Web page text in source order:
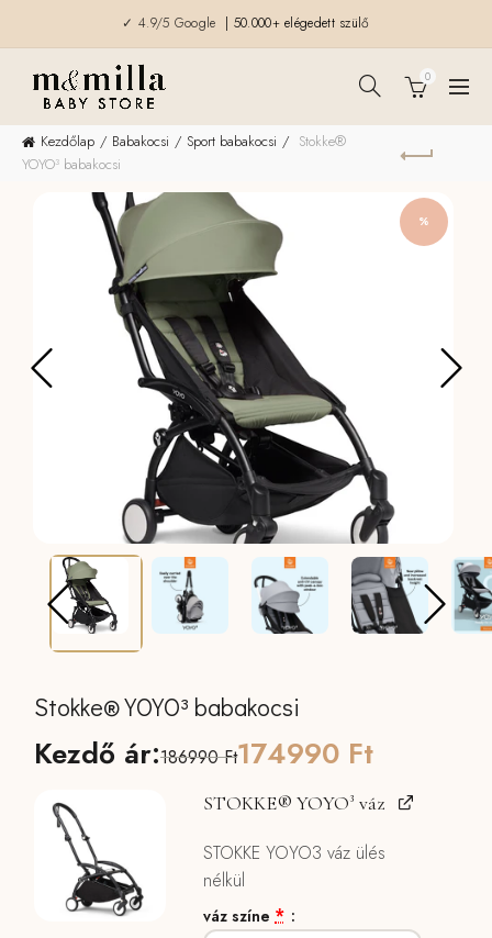
✓ 4.9/5 Google | 50.000+ elégedett szülő
0
Kezdőlap Babakocsi Sport babakocsi
Stokke®
YOYO³ babakocsi
%
Stokke® YOYO³ babakocsi
Kezdő ár:186990Ft
Original
price
was:
186990 Ft.
174990 Ft
Current
price
is:
174990 Ft.
STOKKE® YOYO³ váz
STOKKE YOYO3 váz ülés
nélkül
váz színe *